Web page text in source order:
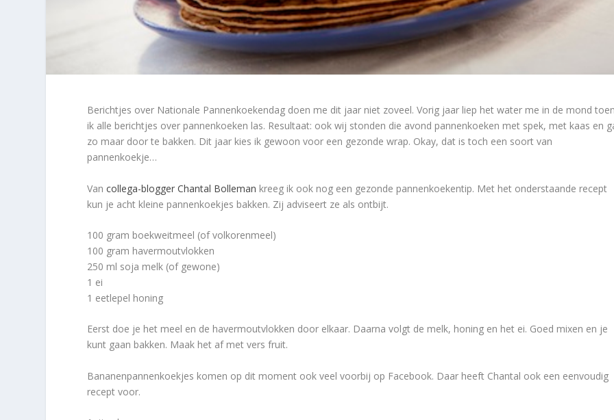
Berichtjes over Nationale Pannenkoekendag doen me dit jaar niet zoveel. Vorig jaar liep het water me in de mond
ik alle berichtjes over pannenkoeken las. Resultaat: ook wij stonden die avond pannenkoeken met spek, met kaas en
zo maar door te bakken. Dit jaar kies ik gewoon voor een gezonde wrap. Okay, dat is toch een soort van
pannenkoekje…
Vancollega-blogger Chantal Bolleman kreeg ik ook nog een gezonde pannenkoekentip. Met het onderstaande recept
kun je acht kleine pannenkoekjes bakken. Zij adviseert ze als ontbijt.
100 gram boekweitmeel (of volkorenmeel)
100 gram havermoutvlokken
250 ml soja melk (of gewone)
1 ei
1 eetlepel honing
Eerst doe je het meel en de havermoutvlokken door elkaar. Daarna volgt de melk, honing en het ei. Goed mixen en je
kunt gaan bakken. Maak het af met vers fruit.
Bananenpannenkoekjes komen op dit moment ook veel voorbij op Facebook. Daar heeft Chantal ook een eenvoudig
recept voor.